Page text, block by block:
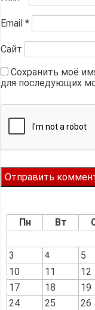
Email *
Сайт
Сохранить моё
для последующих
Пн
Вт
3
4 5
10
11 12
17
18 19
24
25 26